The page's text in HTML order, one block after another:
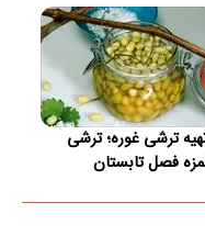
ترشی غوره؛ ترشی
فصل تابستان